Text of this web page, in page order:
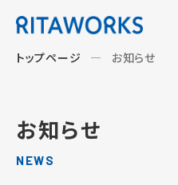
トップページ お知らせ
お知らせ
NEWS